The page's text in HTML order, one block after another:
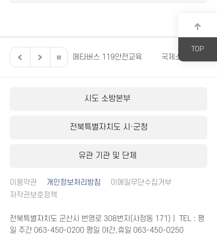
TOP
전북특별자치도 메타버스 119안전교육 국제소방안전박
시도 소방본부
전북특별자치도 시·군청
유관 기관 및 단체
이용약관 개인정보처리방침
이메일무단수집거부
저작권보호정책
전북특별자치도 군산시 번영로 308번지(사정동 171)｜ TEL : 평
일 주간 063-450-0200 평일 야간,휴일 063-450-0250